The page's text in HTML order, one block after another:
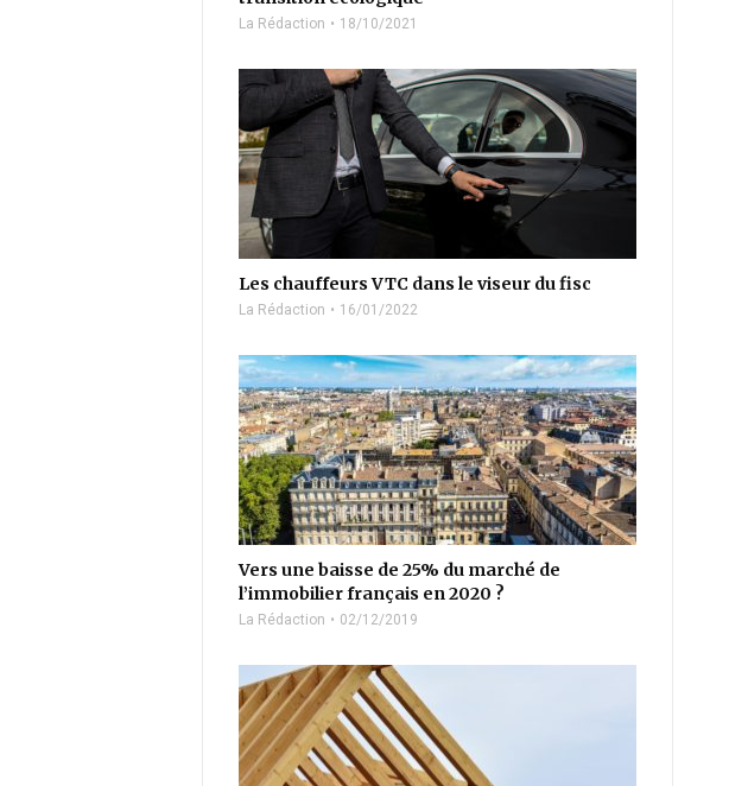
La Rédaction 18/10/2021
Les chauffeurs VTC dans le viseur du fisc
La Rédaction 16/01/2022
Vers une baisse de 25% du marché de
l’immobilier français en 2020 ?
La Rédaction 02/12/2019